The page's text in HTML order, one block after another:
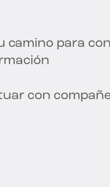
camino para
con